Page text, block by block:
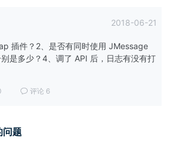
2018-06-21
插件？2、是否有同时使用 JMessage
是多少？4、调了 API 后，日志有没有打
评论 6
问题